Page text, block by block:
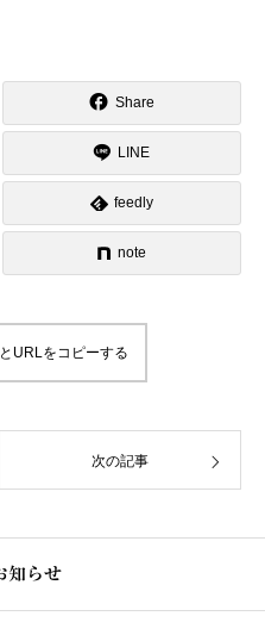
Share
LINE
feedly
note
URLをコピーする
次の記事
知らせ